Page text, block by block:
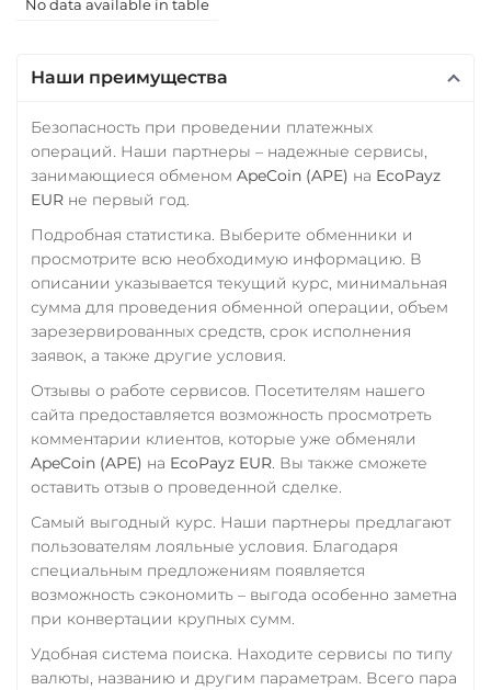
Русский Стандарт RUB
СБП RUB
Счет ИП/ООО
UAH
УкрСиббанк UAH
Фридом Банк KZT
Центр Кредит KZT
Элкарт KGS
No data available in table
Наши преимущества
Безопасность при проведении платежных
операций. Наши партнеры – надежные сервисы,
занимающиеся обменом ApeCoin (APE) на EcoPayz
EUR не первый год.
Подробная статистика. Выберите обменники и
просмотрите всю необходимую информацию. В
описании указывается текущий курс, минимальная
сумма для проведения обменной операции, объем
зарезервированных средств, срок исполнения
заявок, а также другие условия.
Отзывы о работе сервисов. Посетителям нашего
сайта предоставляется возможность просмотреть
комментарии клиентов, которые уже обменяли
ApeCoin (APE) на EcoPayz EUR. Вы также сможете
оставить отзыв о проведенной сделке.
Самый выгодный курс. Наши партнеры предлагают
пользователям лояльные условия. Благодаря
специальным предложениям появляется
возможность сэкономить – выгода особенно заметна
при конвертации крупных сумм.
Удобная система поиска. Находите сервисы по типу
валюты, названию и другим параметрам. Всего пара